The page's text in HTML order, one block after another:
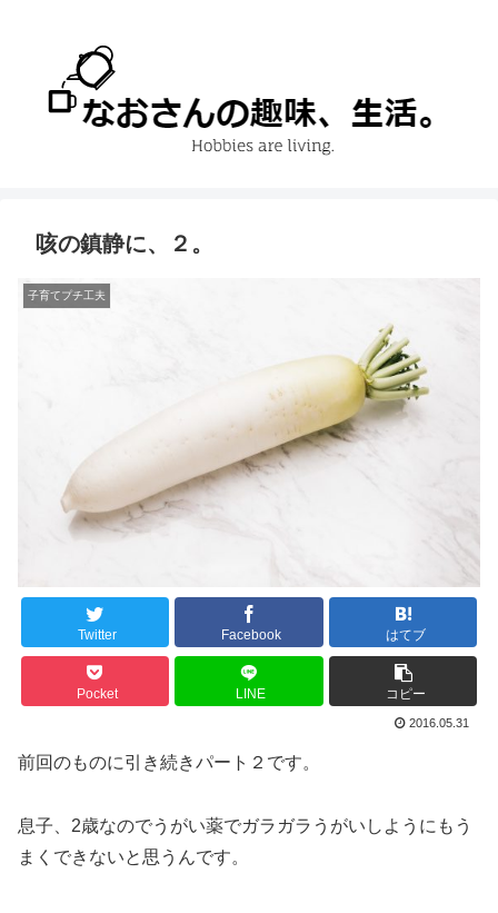
咳の鎮静に、２。
子育てプチ工夫
Twitter Facebook はてブ
Pocket LINE コピー
2016.05.31
前回のものに引き続きパート２です。
息子、2歳なのでうがい薬でガラガラうがいしようにもう
まくできないと思うんです。